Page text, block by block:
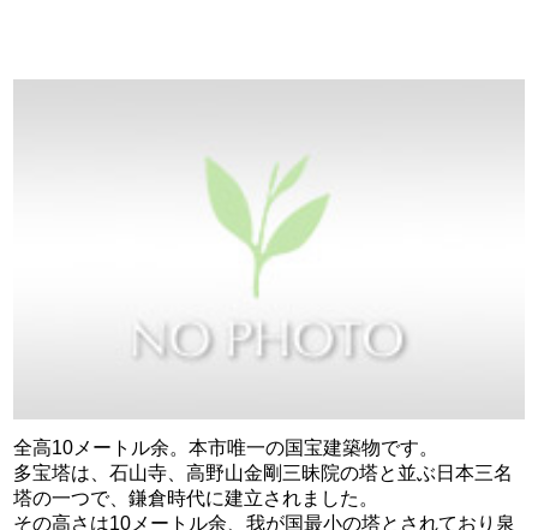
全高10メートル余。本市唯一の国宝建築物です。
多宝塔は、石山寺、高野山金剛三昧院の塔と並ぶ日本三名
塔の一つで、鎌倉時代に建立されました。
その高さは10メートル余、我が国最小の塔とされており泉